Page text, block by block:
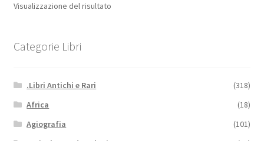
Visualizzazione del risultato
Categorie Libri
.Libri Antichi e Rari
(318)
Africa
(18)
Agiografia
(101)